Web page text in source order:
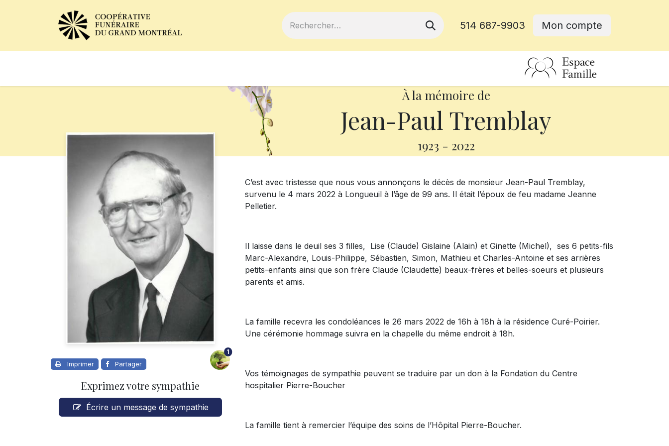
514 687-9903 Mon compte
À la mémoire de
Jean-Paul Tremblay
1923 - 2022
Imprimer Partager
1
Exprimez votre sympathie
Écrire un message de sympathie
C’est avec tristesse que nous vous annonçons le décès de monsieur Jean-Paul Tremblay,
survenu le 4 mars 2022 à Longueuil à l’âge de 99 ans. Il était l’époux de feu madame Jeanne
Pelletier.
Il laisse dans le deuil ses 3 filles, Lise (Claude) Gislaine (Alain) et Ginette (Michel), ses 6 petits-fils
Marc-Alexandre, Louis-Philippe, Sébastien, Simon, Mathieu et Charles-Antoine et ses arrières
petits-enfants ainsi que son frère Claude (Claudette) beaux-frères et belles-soeurs et plusieurs
parents et amis.
La famille recevra les condoléances le 26 mars 2022 de 16h à 18h à la résidence Curé-Poirier.
Une cérémonie hommage suivra en la chapelle du même endroit à 18h.
Vos témoignages de sympathie peuvent se traduire par un don à la Fondation du Centre
hospitalier Pierre-Boucher
La famille tient à remercier l’équipe des soins de l’Hôpital Pierre-Boucher.